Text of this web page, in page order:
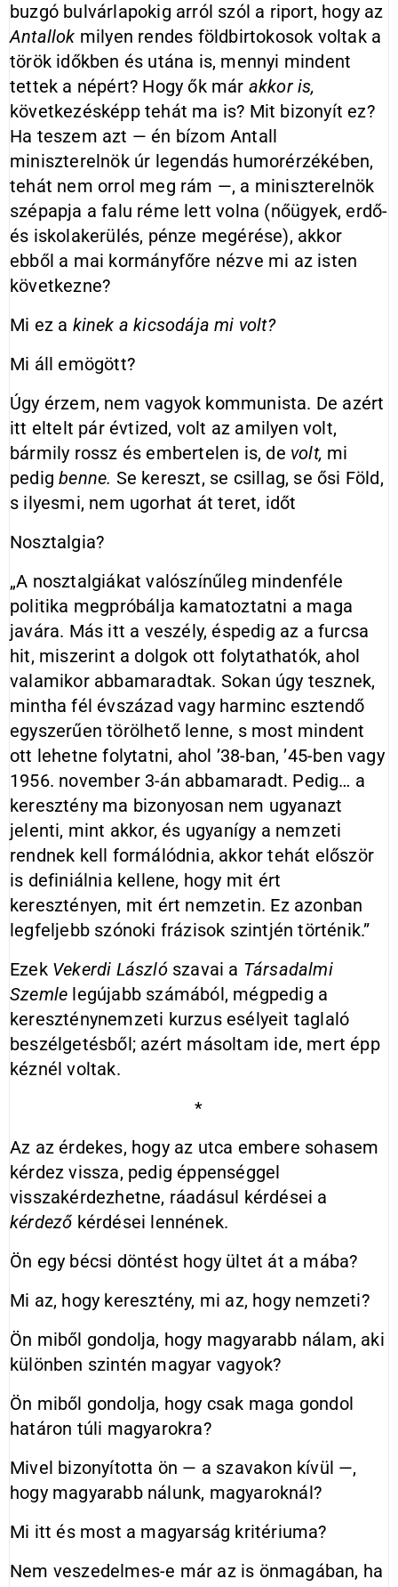
buzgó bulvárlapokig arról szól a riport, hogy az
Antallok milyen rendes földbirtokosok voltak a
török időkben és utána is, mennyi mindent
tettek a népért? Hogy ők már akkor is,
következésképp tehát ma is? Mit bizonyít ez?
Ha teszem azt — én bízom Antall
miniszterelnök úr legendás humorérzékében,
tehát nem orrol meg rám —, a miniszterelnök
szépapja a falu réme lett volna (nőügyek, erdő-
és iskolakerülés, pénze megérése), akkor
ebből a mai kormányfőre nézve mi az isten
következne?
Mi ez a kinek a kicsodája mi volt?
Mi áll emögött?
Úgy érzem, nem vagyok kommunista. De azért
itt eltelt pár évtized, volt az amilyen volt,
bármily rossz és embertelen is, de volt, mi
pedigbenne. Se kereszt, se csillag, se ősi Föld,
s ilyesmi, nem ugorhat át teret, időt
Nosztalgia?
„A nosztalgiákat valószínűleg mindenféle
politika megpróbálja kamatoztatni a maga
javára. Más itt a veszély, éspedig az a furcsa
hit, miszerint a dolgok ott folytathatók, ahol
valamikor abbamaradtak. Sokan úgy tesznek,
mintha fél évszázad vagy harminc esztendő
egyszerűen törölhető lenne, s most mindent
ott lehetne folytatni, ahol ’38-ban, ’45-ben vagy
1956. november 3-án abbamaradt. Pedig… a
keresztény ma bizonyosan nem ugyanazt
jelenti, mint akkor, és ugyanígy a nemzeti
rendnek kell formálódnia, akkor tehát először
is definiálnia kellene, hogy mit ért
keresztényen, mit ért nemzetin. Ez azonban
legfeljebb szónoki frázisok szintjén történik.”
Ezek Vekerdi Lászlószavai a Társadalmi
Szemle legújabb számából, mégpedig a
kereszténynemzeti kurzus esélyeit taglaló
beszélgetésből; azért másoltam ide, mert épp
kéznél voltak.
*
Az az érdekes, hogy az utca embere sohasem
kérdez vissza, pedig éppenséggel
visszakérdezhetne, ráadásul kérdései a
kérdező kérdései lennének.
Ön egy bécsi döntést hogy ültet át a mába?
Mi az, hogy keresztény, mi az, hogy nemzeti?
Ön miből gondolja, hogy magyarabb nálam, aki
különben szintén magyar vagyok?
Ön miből gondolja, hogy csak maga gondol
határon túli magyarokra?
Mivel bizonyította ön — a szavakon kívül —,
hogy magyarabb nálunk, magyaroknál?
Mi itt és most a magyarság kritériuma?
Nem veszedelmes-e már az is önmagában, ha